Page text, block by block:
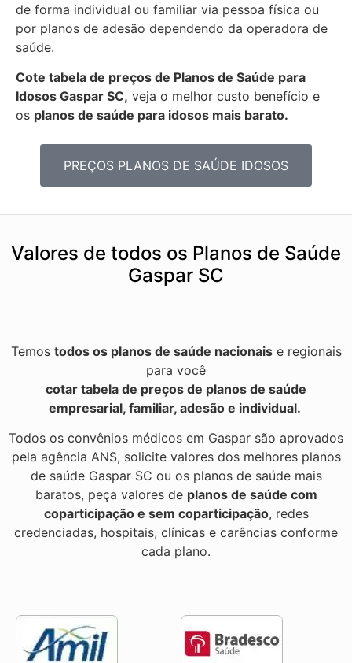
de forma individual ou familiar via pessoa física ou
por planos de adesão dependendo da operadora de
saúde.
Cote tabela de preços de Planos de Saúde para
Idosos Gaspar SC, veja o melhor custo benefício e
os planos de saúde para idosos mais barato.
PREÇOS PLANOS DE SAÚDE IDOSOS
Valores de todos os Planos de Saúde
Gaspar SC
Temos todos os planos de saúde nacionaise regionais
para você
cotar tabela de preços de planos de saúde
empresarial, familiar, adesão e individual.
Todos os convênios médicos em Gaspar são aprovados
pela agência ANS, solicite valores dos melhores planos
de saúde Gaspar SC ou os planos de saúde mais
baratos, peça valores de planos de saúde com
coparticipação e sem coparticipação, redes
credenciadas, hospitais, clínicas e carências conforme
cada plano.